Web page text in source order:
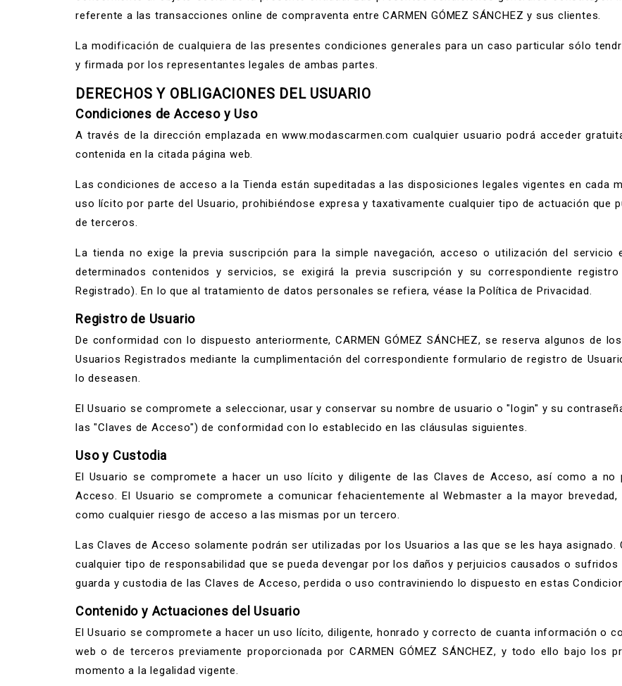
referente a las transacciones online de compraventa entre CARMEN GÓMEZ SÁNCHEZ y sus clientes.
La modificación de cualquiera de las presentes condiciones generales para un caso particular sólo
y firmada por los representantes legales de ambas partes.
DERECHOS Y OBLIGACIONES DEL USUARIO
Condiciones de Acceso y Uso
A través de la dirección emplazada en www.modascarmen.com cualquier usuario podrá acceder
contenida en la citada página web.
Las condiciones de acceso a la Tienda están supeditadas a las disposiciones legales vigentes en cada
uso lícito por parte del Usuario, prohibiéndose expresa y taxativamente cualquier tipo de actuación que
de terceros.
La tienda no exige la previa suscripción para la simple navegación, acceso o utilización del
determinados contenidos y servicios, se exigirá la previa suscripción y su correspondiente
Registrado). En lo que al tratamiento de datos personales se refiera, véase la Política de Privacidad.
Registro de Usuario
De conformidad con lo dispuesto anteriormente, CARMEN GÓMEZ SÁNCHEZ, se reserva algunos de
Usuarios Registrados mediante la cumplimentación del correspondiente formulario de registro de
lo deseasen.
El Usuario se compromete a seleccionar, usar y conservar su nombre de usuario o "login" y su
las "Claves de Acceso") de conformidad con lo establecido en las cláusulas siguientes.
Uso y Custodia
El Usuario se compromete a hacer un uso lícito y diligente de las Claves de Acceso, así como a
Acceso. El Usuario se compromete a comunicar fehacientemente al Webmaster a la mayor
como cualquier riesgo de acceso a las mismas por un tercero.
Las Claves de Acceso solamente podrán ser utilizadas por los Usuarios a las que se les haya asignado.
cualquier tipo de responsabilidad que se pueda devengar por los daños y perjuicios causados o
guarda y custodia de las Claves de Acceso, perdida o uso contraviniendo lo dispuesto en estas
Contenido y Actuaciones del Usuario
El Usuario se compromete a hacer un uso lícito, diligente, honrado y correcto de cuanta información o
web o de terceros previamente proporcionada por CARMEN GÓMEZ SÁNCHEZ, y todo ello bajo
momento a la legalidad vigente.